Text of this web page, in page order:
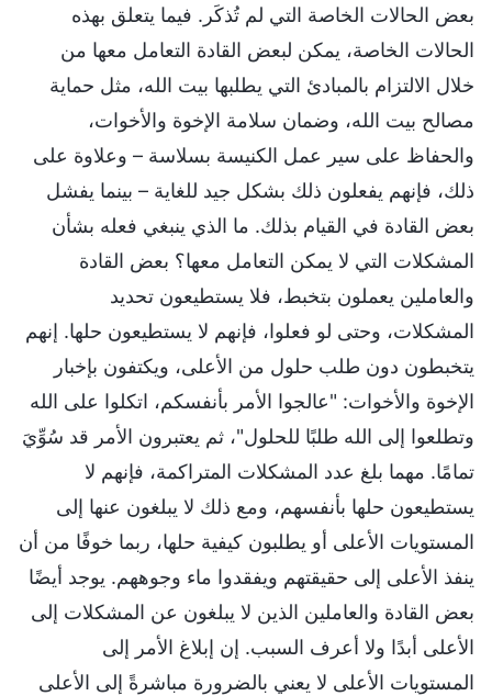
بعض الحالات الخاصة التي لم تُذكَر. فيما يتعلق بهذه
الحالات الخاصة، يمكن لبعض القادة التعامل معها من
خلال الالتزام بالمبادئ التي يطلبها بيت الله، مثل حماية
مصالح بيت الله، وضمان سلامة الإخوة والأخوات،
والحفاظ على سير عمل الكنيسة بسلاسة – وعلاوة على
ذلك، فإنهم يفعلون ذلك بشكل جيد للغاية – بينما يفشل
بعض القادة في القيام بذلك. ما الذي ينبغي فعله بشأن
المشكلات التي لا يمكن التعامل معها؟ بعض القادة
والعاملين يعملون بتخبط، فلا يستطيعون تحديد
المشكلات، وحتى لو فعلوا، فإنهم لا يستطيعون حلها. إنهم
يتخبطون دون طلب حلول من الأعلى، ويكتفون بإخبار
الإخوة والأخوات: "عالجوا الأمر بأنفسكم، اتكلوا على الله
وتطلعوا إلى الله طلبًا للحلول"، ثم يعتبرون الأمر قد سُوِّيَ
تمامًا. مهما بلغ عدد المشكلات المتراكمة، فإنهم لا
يستطيعون حلها بأنفسهم، ومع ذلك لا يبلغون عنها إلى
المستويات الأعلى أو يطلبون كيفية حلها، ربما خوفًا من أن
ينفذ الأعلى إلى حقيقتهم ويفقدوا ماء وجوههم. يوجد أيضًا
بعض القادة والعاملين الذين لا يبلغون عن المشكلات إلى
الأعلى أبدًا ولا أعرف السبب. إن إبلاغ الأمر إلى
المستويات الأعلى لا يعني بالضرورة مباشرةً إلى الأعلى